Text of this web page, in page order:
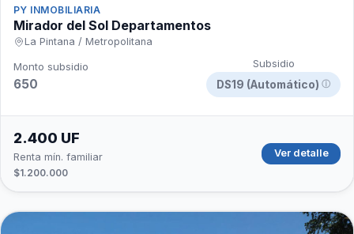
PY INMOBILIARIA
Mirador del Sol Departamentos
La Pintana / Metropolitana
Monto subsidio
650
Subsidio
DS19 (Automático) ⓘ
2.400 UF
Renta mín. familiar
$1.200.000
Ver detalle